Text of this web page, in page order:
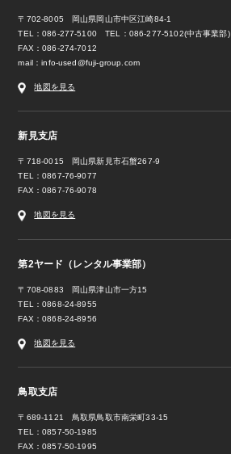
〒702-8005 岡山県岡山市中区江崎84-1
TEL：086-277-5100 TEL：086-277-5102(中古事業部)
FAX：086-274-7012
mail：info-used@fuji-group.com
地図を見る
新見支店
〒718-0015 岡山県新見市石蟹267-9
TEL：0867-76-9077
FAX：0867-76-9078
地図を見る
第2ヤード（レンタル事業部）
〒708-0883 岡山県津山市一方15
TEL：0868-24-8955
FAX：0868-24-8956
地図を見る
鳥取支店
〒689-1121 鳥取県鳥取市南栄町33-15
TEL：0857-50-1985
FAX：0857-50-1995